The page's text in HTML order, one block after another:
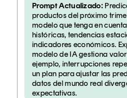
Prompt Actualizado:
productos del próximo
modelo que tenga en
históricas, tendencias
indicadores económicos.
modelo de IA gestiona
ejemplo, interrupciones
un plan para ajustar las
datos del mundo real
expectativas.